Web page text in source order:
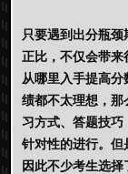
只要遇到出分瓶
正比，不仅会带来
从哪里入手提高
绩都不太理想，那
习方式、答题技巧
针对性的进行。但
因此不少考生选